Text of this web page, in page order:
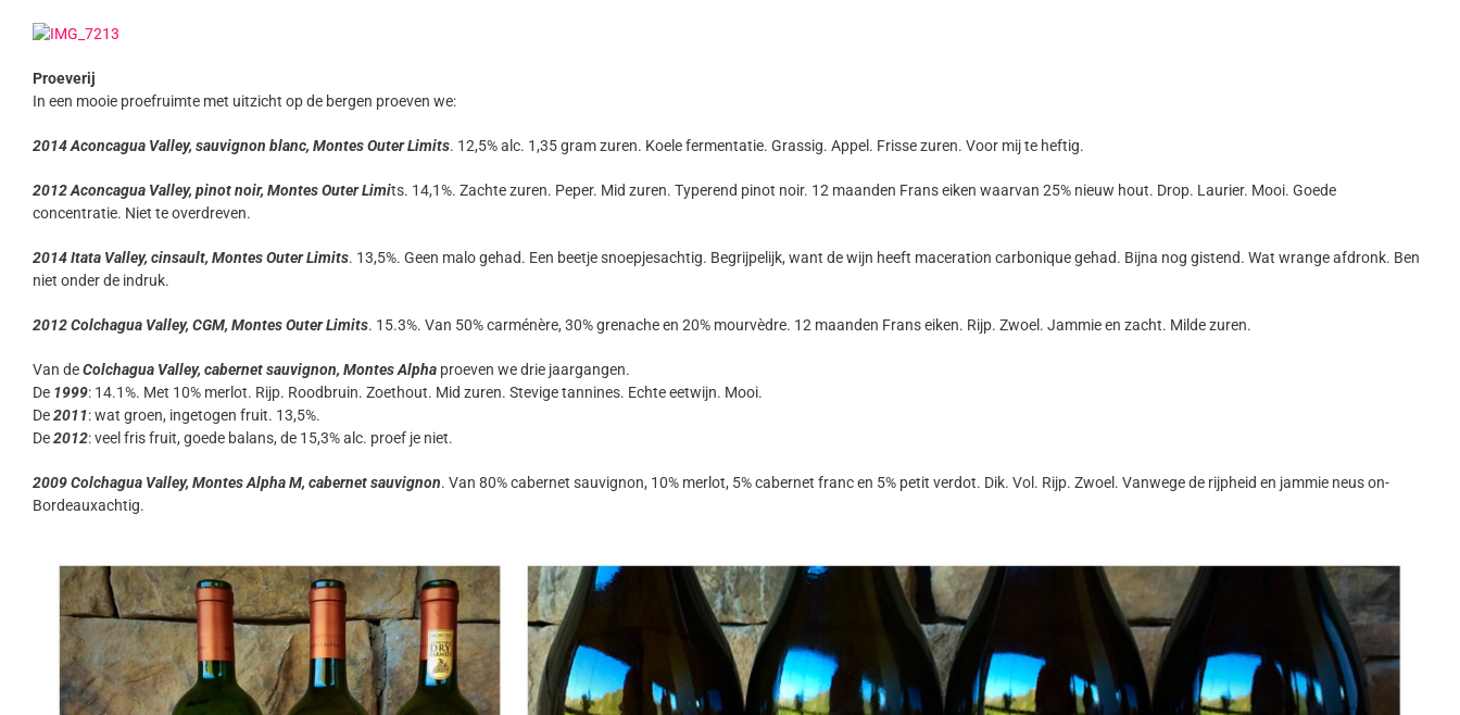
Proeverij
In een mooie proefruimte met uitzicht op de bergen proeven we:
2014 Aconcagua Valley, sauvignon blanc, Montes Outer Limits. 12,5% alc. 1,35 gram zuren. Koele fermentatie. Grassig. Appel. Frisse zuren. Voor mij te heftig.
2012 Aconcagua Valley, pinot noir, Montes Outer Limits. 14,1%. Zachte zuren. Peper. Mid zuren. Typerend pinot noir. 12 maanden Frans eiken waarvan 25% nieuw hout. Drop. Laurier. Mooi. Goede
concentratie. Niet te overdreven.
2014 Itata Valley, cinsault, Montes Outer Limits. 13,5%. Geen malo gehad. Een beetje snoepjesachtig. Begrijpelijk, want de wijn heeft maceration carbonique gehad. Bijna nog gistend. Wat wrange afdronk. Ben
niet onder de indruk.
2012 Colchagua Valley, CGM, Montes Outer Limits. 15.3%. Van 50% carménère, 30% grenache en 20% mourvèdre. 12 maanden Frans eiken. Rijp. Zwoel. Jammie en zacht. Milde zuren.
Van deColchagua Valley, cabernet sauvignon, Montes Alpha proeven we drie jaargangen.
De 1999: 14.1%. Met 10% merlot. Rijp. Roodbruin. Zoethout. Mid zuren. Stevige tannines. Echte eetwijn. Mooi.
De2011: wat groen, ingetogen fruit. 13,5%.
De2012: veel fris fruit, goede balans, de 15,3% alc. proef je niet.
2009 Colchagua Valley, Montes Alpha M, cabernet sauvignon. Van 80% cabernet sauvignon, 10% merlot, 5% cabernet franc en 5% petit verdot. Dik. Vol. Rijp. Zwoel. Vanwege de rijpheid en jammie neus on-
Bordeauxachtig.